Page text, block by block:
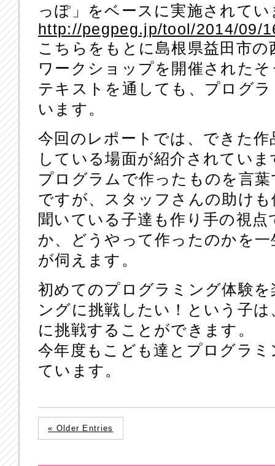
っぽ」をベースに実施されてい
http://pegpeg.jp/tool/2014/09/
こちらをもとに島根県益田市
ワークショップを開催された
テキストを通しても、プログ
います。
今回のレポートでは、できた
している場面が紹介されていま
プログラムで作ったものを言
ですが、スタッフさんの助け
聞いている子達も作り手の視
か、どうやって作ったのかを
が伺えます。
初めてのプログラミング体験
ングに挑戦したい！という子
に挑戦することができます。
今年度もこども達とプログラ
ています。
« Older Entries